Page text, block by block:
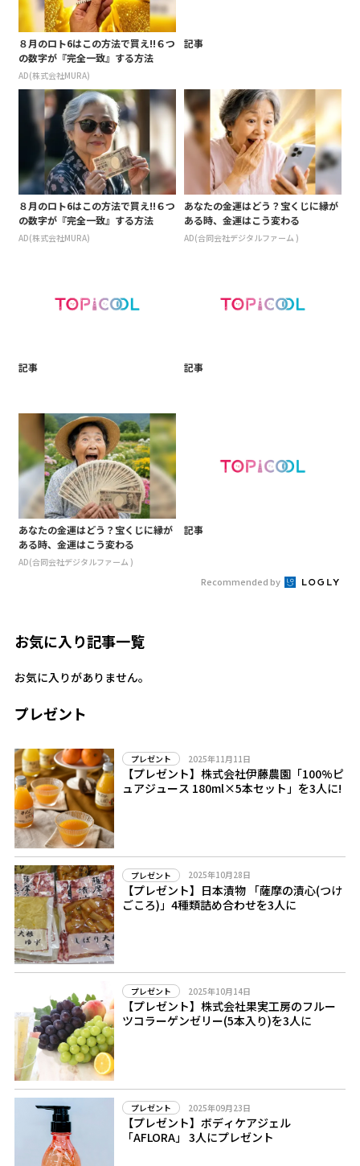
８月のロト6はこの方法で買え!!６つ
の数字が『完全一致』する方法
AD(株式会社MURA)
記事
８月のロト6はこの方法で買え!!６つ
の数字が『完全一致』する方法
AD(株式会社MURA)
あなたの金運はどう？宝くじに縁が
ある時、金運はこう変わる
AD(合同会社デジタルファーム )
記事 記事
あなたの金運はどう？宝くじに縁が
ある時、金運はこう変わる
AD(合同会社デジタルファーム )
記事
Recommended by
お気に入り記事一覧
お気に入りがありません。
プレゼント
プレゼント 2025年11月11日
【プレゼント】株式会社伊藤農園「100%ピ
ュアジュース 180ml×5本セット」を3人に!
プレゼント 2025年10月28日
【プレゼント】日本漬物 「薩摩の漬心(つけ
ごころ)」4種類詰め合わせを3人に
プレゼント 2025年10月14日
【プレゼント】株式会社果実工房のフルー
ツコラーゲンゼリー(5本入り)を3人に
プレゼント 2025年09月23日
【プレゼント】ボディケアジェル
「AFLORA」 3人にプレゼント